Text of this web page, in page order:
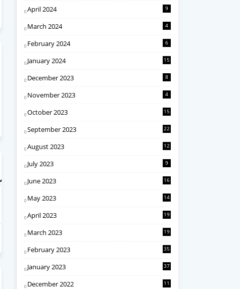
April 2024 9
March 2024 4
February 2024 6
January 2024 15
December 2023 8
November 2023 4
October 2023 15
September 2023 22
August 2023 12
July 2023 9
June 2023 16
May 2023 14
April 2023 19
March 2023 19
February 2023 35
January 2023 37
December 2022 11